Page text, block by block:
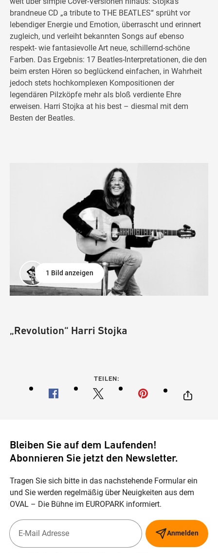
brandneue CD „a tribute to THE BEATLES“ sprüht vor
lebendiger Energie und Emotion, überrascht und erinnert
zugleich, und verleiht bekannten Songs auf ebenso
respekt- wie fantasievolle Art neue, schillernd-schöne
Farben. Das Ergebnis: 17 Beatles-Interpretationen, die den
beim ersten Hören so beglückend einfachen, in Wahrheit
jedoch stets hochkomplexen Kompositionen der
legendären Pilzköpfe mehr als bloß verdiente Ehre
erweisen. Harri Stojka at his best – diesmal mit dem
Besten der Beatles.
1 Bild anzeigen
„Revolution“ Harri Stojka
TEILEN:
Bleiben Sie auf dem Laufenden!
Abonnieren Sie jetzt den Newsletter.
Tragen Sie sich bitte in das nachstehende Formular ein
und Sie werden regelmäßig über Neuigkeiten aus dem
OVAL – Die Bühne im EUROPARK informiert.
Anmelden